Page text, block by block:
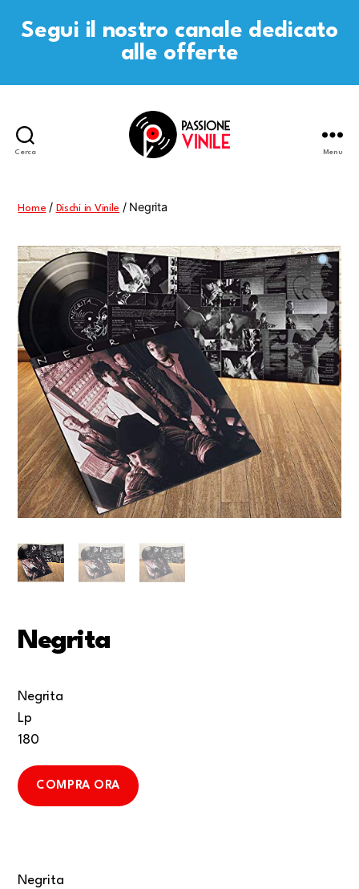
Segui il nostro canale dedicato
alle offerte
Cerca Menu
Home / Dischi in Vinile / Negrita
Negrita
Negrita
Lp
180
COMPRA ORA
Negrita